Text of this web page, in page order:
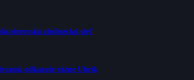
obrovskú zločineckú sieť
odkazuje rázne Uhrík